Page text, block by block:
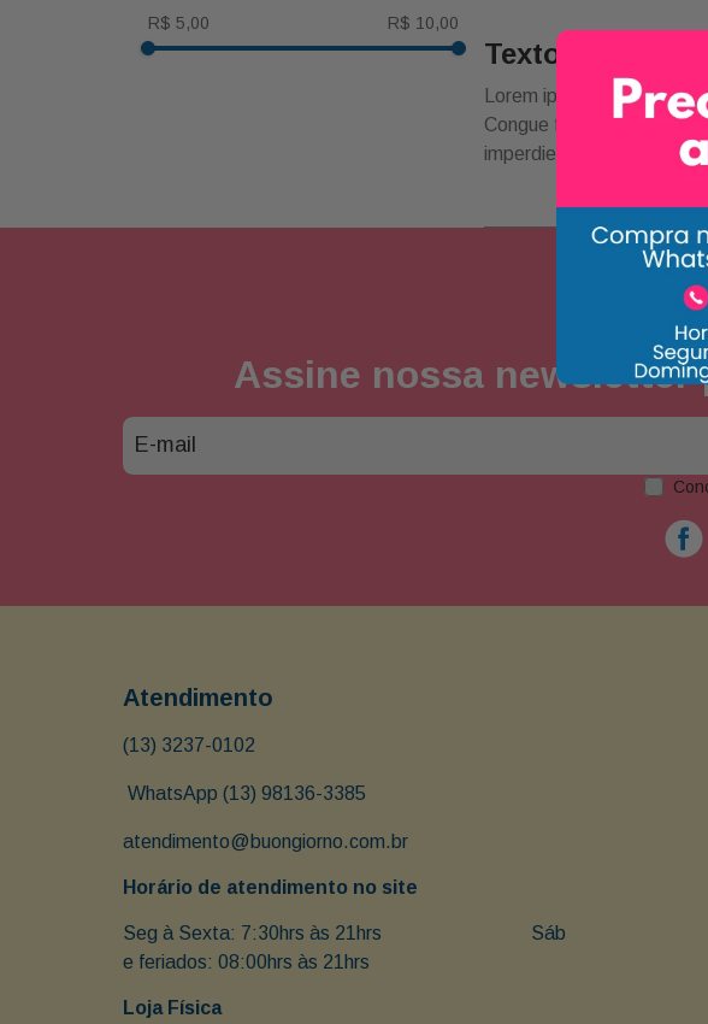
R$ 5,00 R$ 10,00
Texto SEO
Lorem ipsum dolor sit
Congue felis aenean
imperdiet sit pharetra
Assine nossa newsletter
Atendimento
(13) 3237-0102
WhatsApp (13) 98136-3385
atendimento@buongiorno.com.br
Horário de atendimento no site
Seg à Sexta: 7:30hrs às 21hrs                               Sáb
e feriados: 08:00hrs às 21hrs
Loja Física